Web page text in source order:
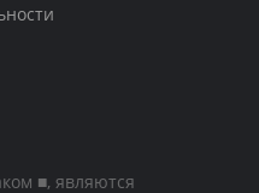
■, являются